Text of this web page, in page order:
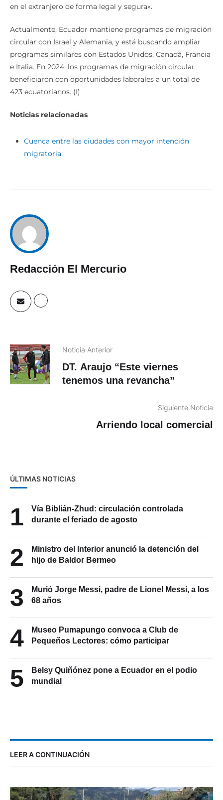
en el extranjero de forma legal y segura».
Actualmente, Ecuador mantiene programas de migración
circular con Israel y Alemania, y está buscando ampliar
programas similares con Estados Unidos, Canadá, Francia
e Italia. En 2024, los programas de migración circular
beneficiaron con oportunidades laborales a un total de
423 ecuatorianos. (I)
Noticias relacionadas
Cuenca entre las ciudades con mayor intención
migratoria
Redacción El Mercurio
Noticia Anterior
DT. Araujo “Este viernes
tenemos una revancha”
Siguiente Noticia
Arriendo local comercial
ÚLTIMAS NOTICIAS
1
Vía Biblián-Zhud: circulación controlada
durante el feriado de agosto
2
Ministro del Interior anunció la detención del
hijo de Baldor Bermeo
3
Murió Jorge Messi, padre de Lionel Messi, a los
68 años
4
Museo Pumapungo convoca a Club de
Pequeños Lectores: cómo participar
5
Belsy Quiñónez pone a Ecuador en el podio
mundial
LEER A CONTINUACIÓN